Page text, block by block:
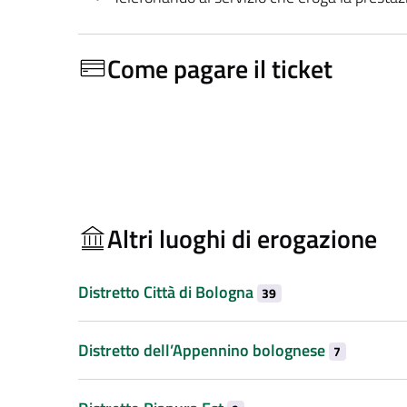
Come pagare il ticket
Altri luoghi di erogazione
Distretto Città di Bologna 39
Distretto dell’Appennino bolognese 7